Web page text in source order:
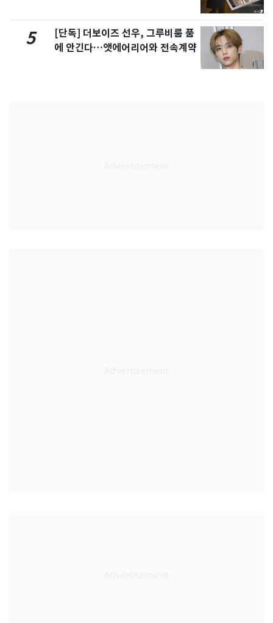
5
[단독] 더보이즈 선우, 그루비룸 품
에 안긴다…앳에어리어와 전속계약